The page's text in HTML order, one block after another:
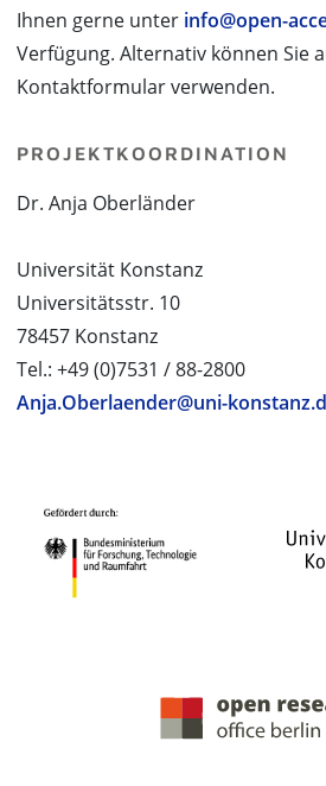
Ihnen gerne unter info@open-
Verfügung. Alternativ können Sie
Kontaktformular verwenden.
PROJEKTKOORDINATION
Dr. Anja Oberländer
Universität Konstanz
Universitätsstr. 10
78457 Konstanz
Tel.: +49 (0)7531 / 88-2800
Anja.Oberlaender@uni-